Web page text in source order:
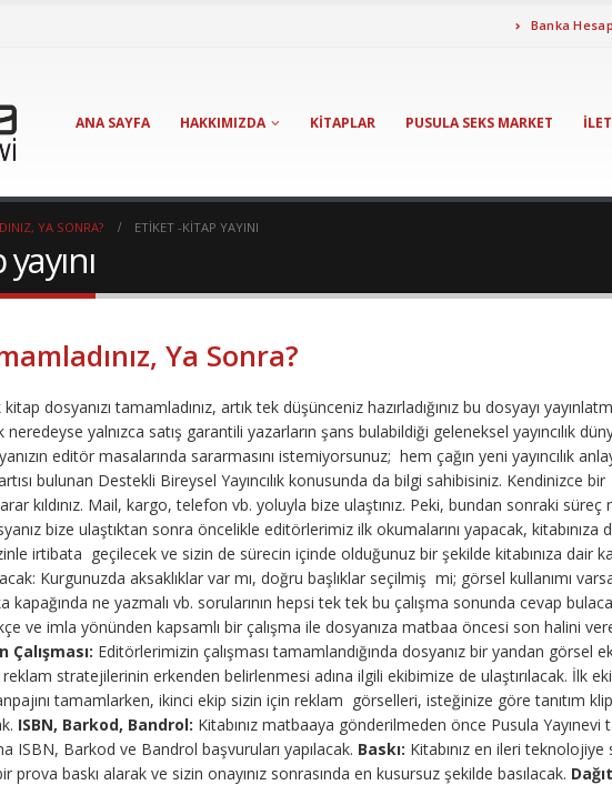
Banka
ANA SAYFA HAKKIMIZDA KITAPLAR PUSULA SEKS MARKET
YA SONRA? ETIKET -KITAP YAYINI
Ya Sonra?
dosyanızı tamamladınız, artık tek düşünceniz hazırladığınız bu dosyayı
neredeyse yalnızca satış garantili yazarların şans bulabildiği geleneksel yayıncılık
editör masalarında sararmasını istemiyorsunuz; hem çağın yeni yayıncılık
bulunan Destekli Bireysel Yayıncılık konusunda da bilgi sahibisiniz. Kendinizce bir
kıldınız. Mail, kargo, telefon vb. yoluyla bize ulaştınız. Peki, bundan sonraki süreç
bize ulaştıktan sonra öncelikle editörlerimiz ilk okumalarını yapacak, kitabınıza
irtibata geçilecek ve sizin de sürecin içinde olduğunuz bir şekilde kitabınıza dair
Kurgunuzda aksaklıklar var mı, doğru başlıklar seçilmiş mi; görsel kullanımı
kapağında ne yazmalı vb. sorularının hepsi tek tek bu çalışma sonunda cevap
ve imla yönünden kapsamlı bir çalışma ile dosyanıza matbaa öncesi son halini
Çalışması: Editörlerimizin çalışması tamamlandığında dosyanız bir yandan görsel
stratejilerinin erkenden belirlenmesi adına ilgili ekibimize de ulaştırılacak. İlk
tamamlarken, ikinci ekip sizin için reklam görselleri, isteğinize göre tanıtım
ISBN, Barkod, Bandrol: Kitabınız matbaaya gönderilmeden önce Pusula Yayınevi
ISBN, Barkod ve Bandrol başvuruları yapılacak. Baskı: Kitabınız en ileri teknolojiye
baskı alarak ve sizin onayınız sonrasında en kusursuz şekilde basılacak.